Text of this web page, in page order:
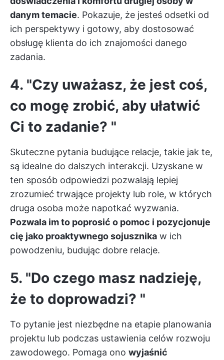
danym temacie. Pokazuje, że jesteś odsetki od
ich perspektywy i gotowy, aby dostosować
obsługę klienta do ich znajomości danego
zadania.
4. "Czy uważasz, że jest coś,
co mogę zrobić, aby ułatwić
Ci to zadanie? "
Skuteczne pytania budujące relacje, takie jak te,
są idealne do dalszych interakcji. Uzyskane w
ten sposób odpowiedzi pozwalają lepiej
zrozumieć trwające projekty lub role, w których
druga osoba może napotkać wyzwania.
Pozwala im to poprosić o pomoc i pozycjonuje
cię jako proaktywnego sojusznika w ich
powodzeniu, budując dobre relacje.
5. "Do czego masz nadzieję,
że to doprowadzi? "
To pytanie jest niezbędne na etapie planowania
projektu lub podczas ustawienia celów rozwoju
zawodowego. Pomaga ono wyjaśnić